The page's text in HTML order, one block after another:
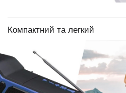
Компактний та легкий